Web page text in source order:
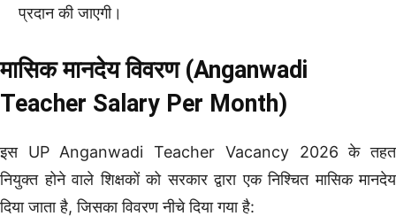
प्रदान की जाएगी।
मासिक मानदेय विवरण (Anganwadi
Teacher Salary Per Month)
इस UP Anganwadi Teacher Vacancy 2026 के तहत
नियुक्त होने वाले शिक्षकों को सरकार द्वारा एक निश्चित मासिक मानदेय
दिया जाता है, जिसका विवरण नीचे दिया गया है: